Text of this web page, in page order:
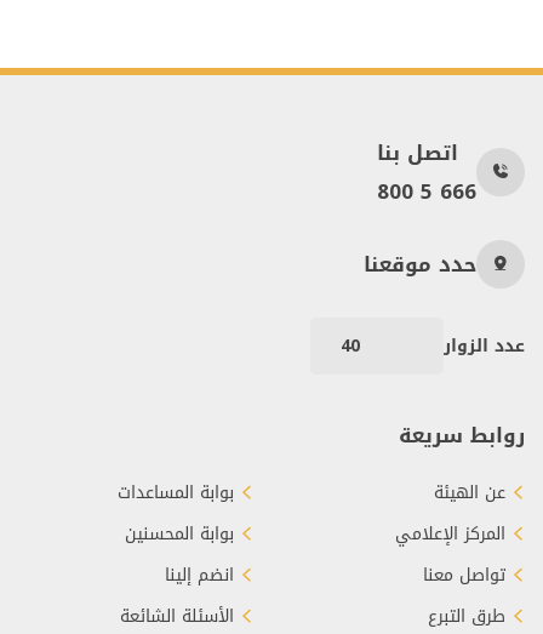
اتصل بنا
800 5 666
حدد موقعنا
عدد الزوار 40
روابط سريعة
عن الهيئة
المركز الإعلامي
تواصل معنا
طرق التبرع
بوابة المساعدات
بوابة المحسنين
انضم إلينا
الأسئلة الشائعة